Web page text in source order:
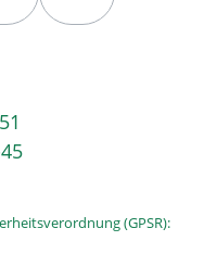
VERFÜGBAR.)
ZURZEIT NICHT
OPTION IST ZURZEIT
(DIESE OPTION
VERFÜGBAR.)
(GPSR):